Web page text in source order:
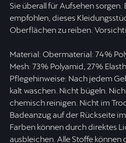
Sie überall für Aufsehen sorgen.
empfohlen, dieses
Oberflächen zu reiben.
Material: Obermaterial: 74%
Mesh: 73% Polyamid, 27%
Pflegehinweise: Nach jedem
kalt waschen. Nicht bügeln.
chemisch reinigen. Nicht im
Badeanzug auf der Rückseite
Farben können durch direktes
ausbleichen. Alle Stoffe können